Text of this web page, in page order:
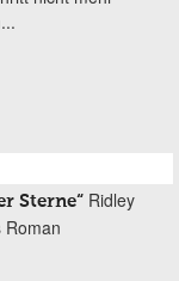
Sterne“ Ridley
Roman